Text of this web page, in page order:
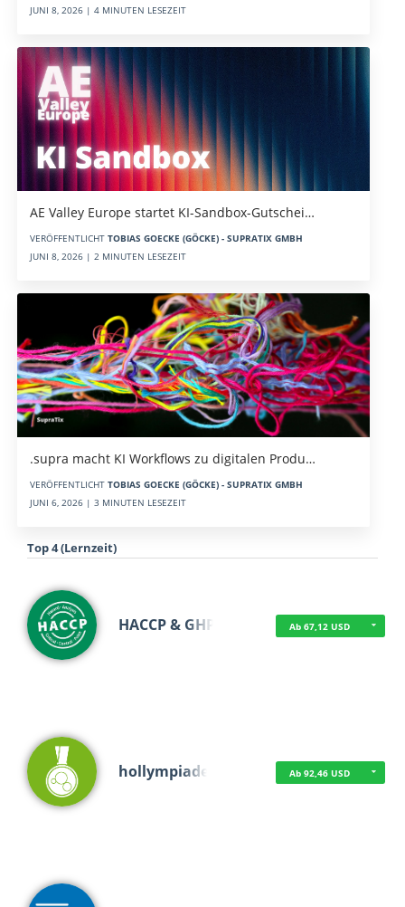
JUNI 8, 2026 | 4 MINUTEN LESEZEIT
AE Valley Europe startet KI-Sandbox-Gutschei…
VERÖFFENTLICHT TOBIAS GOECKE (GÖCKE) - SUPRATIX GMBH
JUNI 8, 2026 | 2 MINUTEN LESEZEIT
.supra macht KI Workflows zu digitalen Produ…
VERÖFFENTLICHT TOBIAS GOECKE (GÖCKE) - SUPRATIX GMBH
JUNI 6, 2026 | 3 MINUTEN LESEZEIT
Top 4 (Lernzeit)
HACCP & GHP Ab 67,12 USD
hollympiade Ab 92,46 USD